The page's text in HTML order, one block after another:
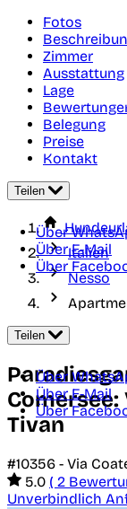
Fotos
Zimmer
Ausstattung
Lage
Belegung
Preise
Kontakt
Teilen
Über
Über E-Mail
Über
Italien
Nesso
Teilen
Über
Über E-Mail
Über
Tivan
#10356 - Via
5.0 ( 2
Unverbindlich